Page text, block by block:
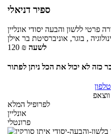
ספיר דניאלי
פרטי ללשון והבעה יסודי אונליין
, בוגר, אוניברסיטת בר אילן
120 ₪ לשעה
כזה לא יכול את הכל ניתן לפתור
לפרופיל המלא
אונליין
פרונטלי